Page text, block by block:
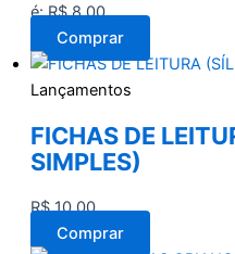
é: R$ 8,00.
Comprar
Lançamentos
FICHAS DE
SIMPLES)
R$10,00
Comprar